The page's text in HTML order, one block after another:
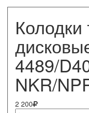
4489/
NKR/
2 200